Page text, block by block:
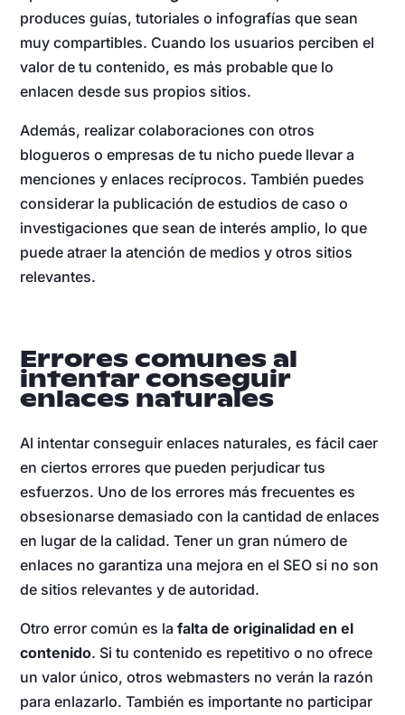
produces guías, tutoriales o infografías que sean
muy compartibles. Cuando los usuarios perciben el
valor de tu contenido, es más probable que lo
enlacen desde sus propios sitios.
Además, realizar colaboraciones con otros
blogueros o empresas de tu nicho puede llevar a
menciones y enlaces recíprocos. También puedes
considerar la publicación de estudios de caso o
investigaciones que sean de interés amplio, lo que
puede atraer la atención de medios y otros sitios
relevantes.
Errores comunes al
intentar conseguir
enlaces naturales
Al intentar conseguir enlaces naturales, es fácil caer
en ciertos errores que pueden perjudicar tus
esfuerzos. Uno de los errores más frecuentes es
obsesionarse demasiado con la cantidad de enlaces
en lugar de la calidad. Tener un gran número de
enlaces no garantiza una mejora en el SEO si no son
de sitios relevantes y de autoridad.
Otro error común es lafalta de originalidad en el
contenido. Si tu contenido es repetitivo o no ofrece
un valor único, otros webmasters no verán la razón
para enlazarlo. También es importante no participar